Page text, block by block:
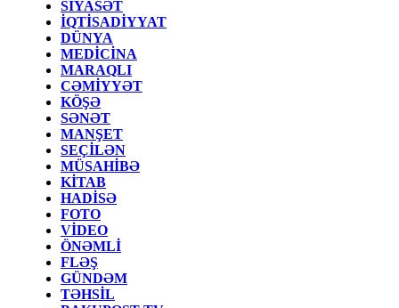
SİYASƏT
İQTİSADİYYAT
DÜNYA
MEDİCİNA
MARAQLI
CƏMİYYƏT
KÖŞƏ
SƏNƏT
MANŞET
SEÇİLƏN
MÜSAHİBƏ
KİTAB
HADİSƏ
FOTO
VİDEO
ÖNƏMLİ
FLƏŞ
GÜNDƏM
TƏHSİL